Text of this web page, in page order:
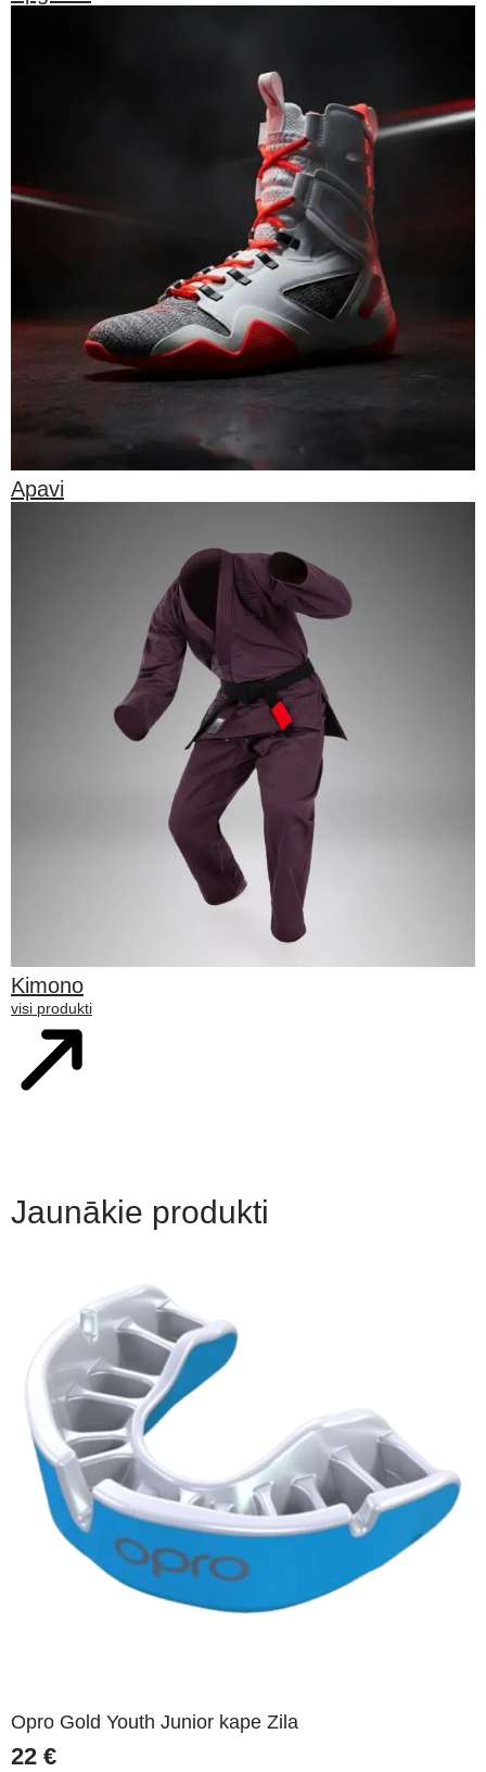
Apavi
Kimono
visi produkti
Jaunākie produkti
Opro Gold Youth Junior kape Zila
22 €